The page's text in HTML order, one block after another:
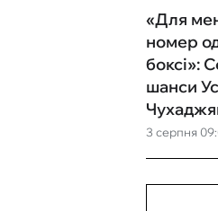
3 серпня
«Для
номер
боксі»:
шанси